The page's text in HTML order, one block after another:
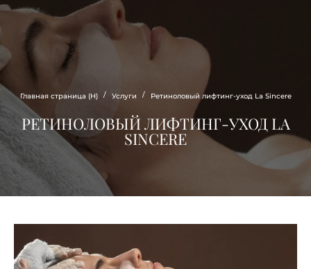
Estee
CLINIC
Главная страница (Н) / Услуги / Ретиноловый лифтинг-уход La Sincere
РЕТИНОЛОВЫЙ ЛИФТИНГ-УХОД LA
SINCERE